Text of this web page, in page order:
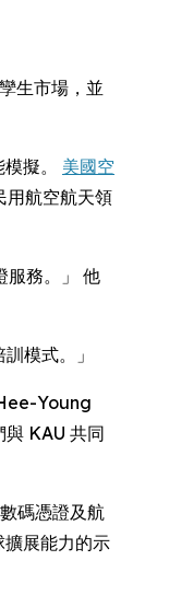
生市場，並
擬。 美國空
用航空航天領
務。」 他
模式。」
Young
KAU 共同
碼憑證及航
展能力的示